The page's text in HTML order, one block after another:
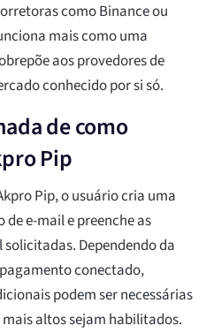
como Binance ou
mais como uma
aos provedores de
conhecido por si só.
de como
Pip
Pip, o usuário cria uma
e-mail e preenche as
Dependendo da
conectado,
podem ser necessárias
altos sejam habilitados.